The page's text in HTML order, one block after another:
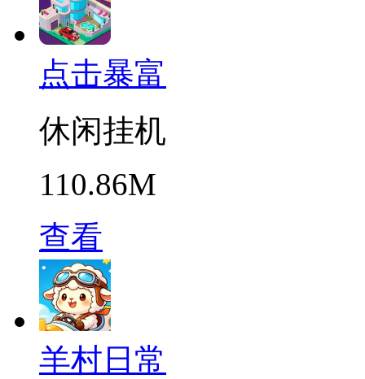
点击暴富
休闲挂机
110.86M
查看
羊村日常